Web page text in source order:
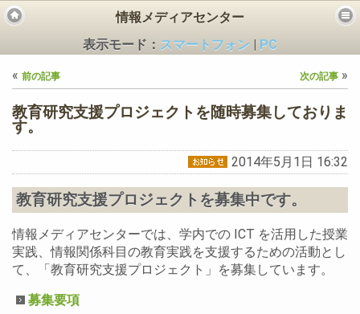
情報メディアセンター
表示モード： スマートフォン
PC
« 前の記事 次の記事 »
教育研究支援プロジェクトを随時募集しておりま
す。
2014年5月1日 16:32
教育研究支援プロジェクトを募集中です。
情報メディアセンターでは、学内での ICT を活用した授業
実践、情報関係科目の教育実践を支援するための活動とし
て、「教育研究支援プロジェクト」を募集しています。
募集要項